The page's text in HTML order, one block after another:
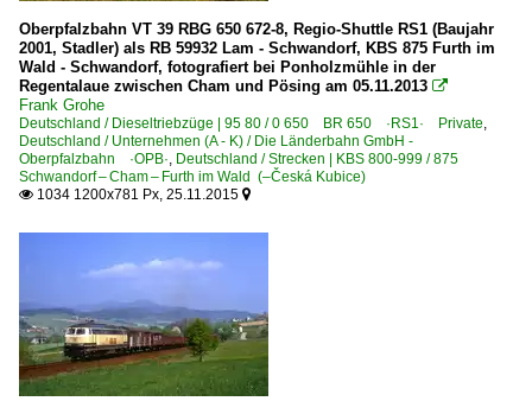
Oberpfalzbahn VT 39 RBG 650 672-8, Regio-Shuttle RS1 (Baujahr
2001, Stadler) als RB 59932 Lam - Schwandorf, KBS 875 Furth im
Wald - Schwandorf, fotografiert bei Ponholzmühle in der
Regentalaue zwischen Cham und Pösing am 05.11.2013 
Frank Grohe
Deutschland / Dieseltriebzüge | 95 80 / 0 650 BR 650 ·RS1· Private,
Deutschland / Unternehmen (A - K) / Die Länderbahn GmbH -
Oberpfalzbahn ·OPB·, Deutschland / Strecken | KBS 800-999 / 875
Schwandorf – Cham – Furth im Wald (–Česká Kubice)
 1034 1200x781 Px, 25.11.2015 